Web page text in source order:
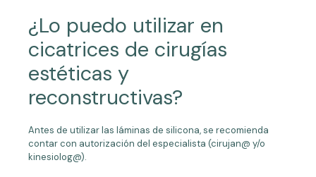
¿Lo puedo utilizar en
cicatrices de cirugías
estéticas y
reconstructivas?
Antes de utilizar las láminas de silicona, se recomienda
contar con autorización del especialista (cirujan@ y/o
kinesiolog@).